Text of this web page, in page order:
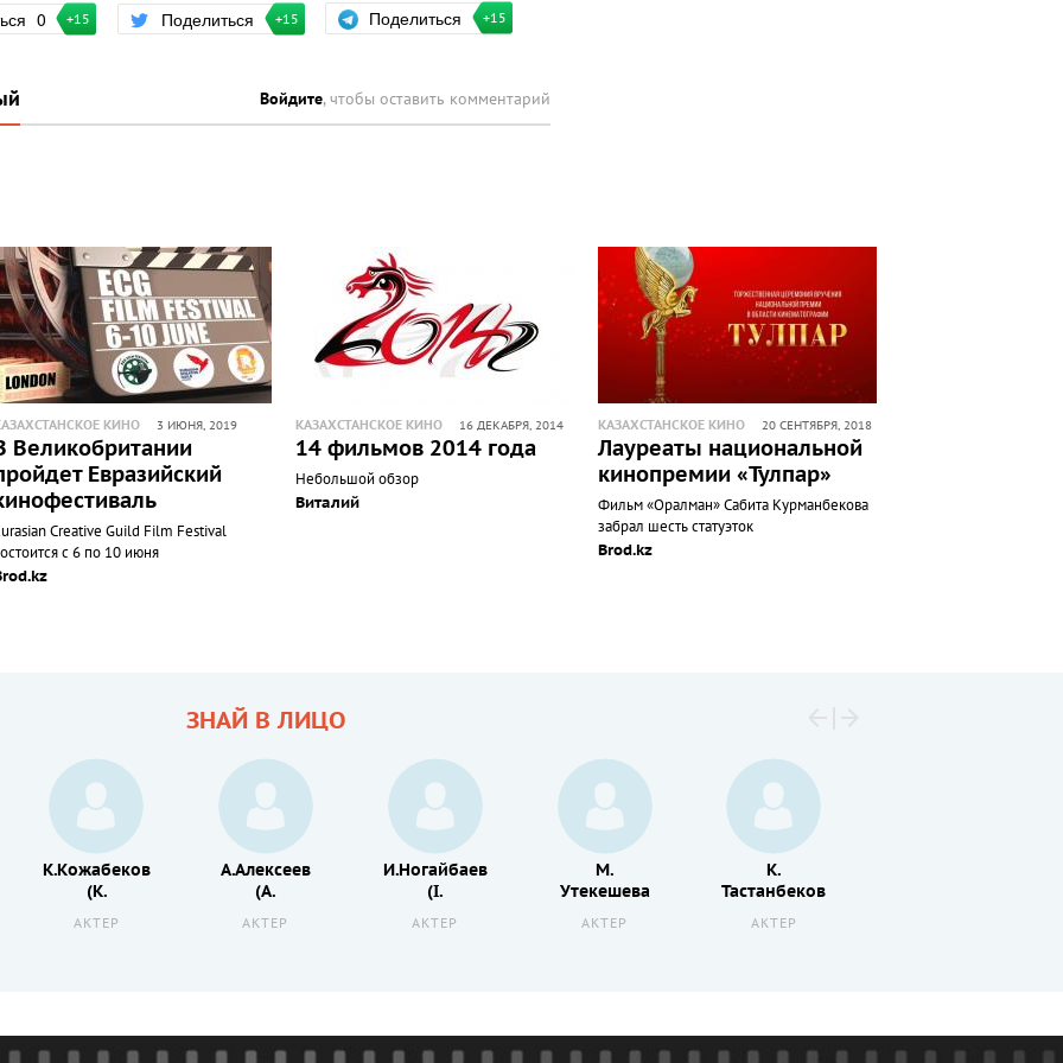
0 +15 Поделиться +15 Поделиться +15
Войдите, чтобы оставить комментарий
КИНО 3 ИЮНЯ, 2019
Великобритании
Евразийский
Creative Guild Film Festival
с 6 по 10 июня
КАЗАХСТАНСКОЕ КИНО 16 ДЕКАБРЯ, 2014
14 фильмов 2014 года
Небольшой обзор
Виталий
КАЗАХСТАНСКОЕ КИНО 20 СЕНТЯБРЯ, 2018
Лауреаты национальной
кинопремии «Тулпар»
Фильм «Оралман» Сабита Курманбекова
забрал шесть статуэток
Brod.kz
ЗНАЙ В ЛИЦО
К.Кожабеков
(K.
АКТЕР
А.Алексеев
(A.
АКТЕР
И.Ногайбаев
(I.
АКТЕР
М.
Утекешева
АКТЕР
К.
Тастанбеков
АКТЕР